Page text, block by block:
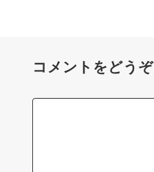
コメントをどうぞ